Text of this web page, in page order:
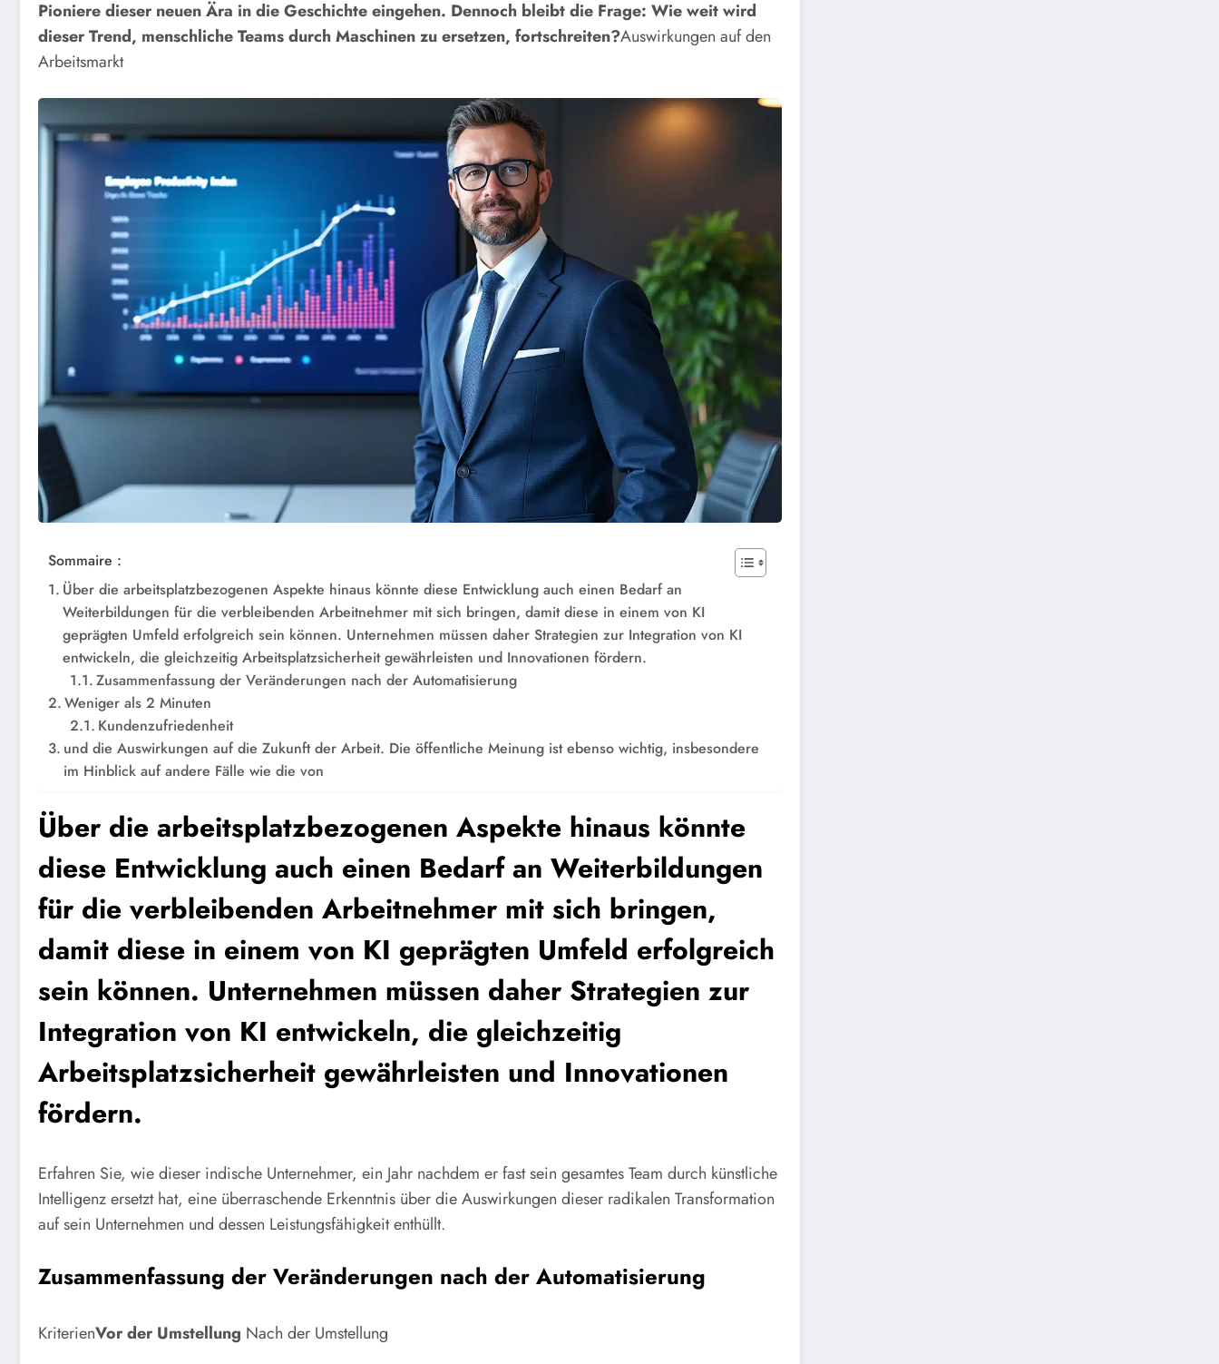
Pioniere dieser neuen Ära in die Geschichte eingehen. Dennoch bleibt die Frage: Wie weit wird
dieser Trend, menschliche Teams durch Maschinen zu ersetzen, fortschreiten?Auswirkungen auf den
Arbeitsmarkt
Sommaire :
Über die arbeitsplatzbezogenen Aspekte hinaus könnte diese Entwicklung auch einen Bedarf an
Weiterbildungen für die verbleibenden Arbeitnehmer mit sich bringen, damit diese in einem von KI
geprägten Umfeld erfolgreich sein können. Unternehmen müssen daher Strategien zur Integration von KI
entwickeln, die gleichzeitig Arbeitsplatzsicherheit gewährleisten und Innovationen fördern.
Zusammenfassung der Veränderungen nach der Automatisierung
Weniger als 2 Minuten
Kundenzufriedenheit
und die Auswirkungen auf die Zukunft der Arbeit. Die öffentliche Meinung ist ebenso wichtig, insbesondere
im Hinblick auf andere Fälle wie die von
Über die arbeitsplatzbezogenen Aspekte hinaus könnte
diese Entwicklung auch einen Bedarf an Weiterbildungen
für die verbleibenden Arbeitnehmer mit sich bringen,
damit diese in einem von KI geprägten Umfeld erfolgreich
sein können. Unternehmen müssen daher Strategien zur
Integration von KI entwickeln, die gleichzeitig
Arbeitsplatzsicherheit gewährleisten und Innovationen
fördern.
Erfahren Sie, wie dieser indische Unternehmer, ein Jahr nachdem er fast sein gesamtes Team durch künstliche
Intelligenz ersetzt hat, eine überraschende Erkenntnis über die Auswirkungen dieser radikalen Transformation
auf sein Unternehmen und dessen Leistungsfähigkeit enthüllt.
Zusammenfassung der Veränderungen nach der Automatisierung
KriterienVor der Umstellung Nach der Umstellung